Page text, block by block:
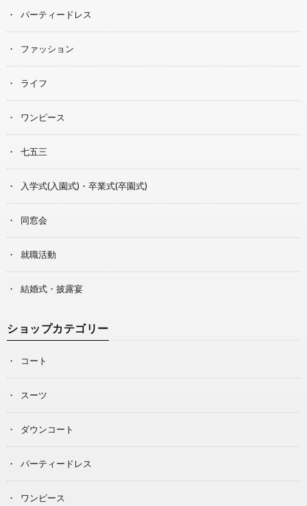
パーティードレス
ファッション
ライフ
ワンピース
七五三
入学式(入園式)・卒業式(卒園式)
同窓会
就職活動
結婚式・披露宴
ショップカテゴリー
コート
スーツ
ダウンコート
パーティードレス
ワンピース